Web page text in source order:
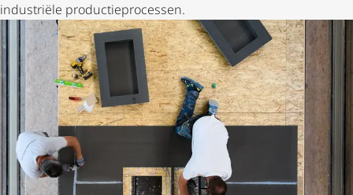
industriële produc­tie­pro­cessen.